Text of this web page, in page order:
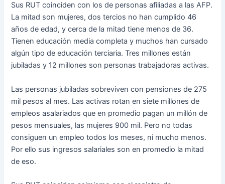
Sus RUT coinciden con los de personas afiliadas a las AFP.
La mitad son mujeres, dos tercios no han cumplido 46
años de edad, y cerca de la mitad tiene menos de 36.
Tienen educación media completa y muchos han cursado
algún tipo de educación terciaria. Tres millones están
jubiladas y 12 millones son personas trabajadoras activas.
Las personas jubiladas sobreviven con pensiones de 275
mil pesos al mes. Las activas rotan en siete millones de
empleos asalariados que en promedio pagan un millón de
pesos mensuales, las mujeres 900 mil. Pero no todas
consiguen un empleo todos los meses, ni mucho menos.
Por ello sus ingresos salariales son en promedio la mitad
de eso.